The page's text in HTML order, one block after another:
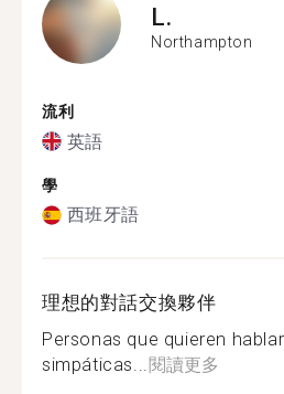
L.
Northampton
流利
英語
學
西班牙語
理想的對話交換夥伴
Personas que quieren
simpáticas...閱讀更多